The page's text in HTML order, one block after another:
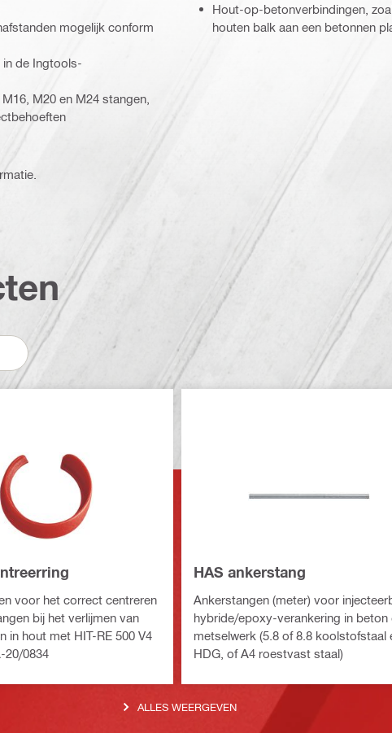
mogelijk conform
de Ingtools-
M20 en M24 stangen,
Hout-op-betonverbindingen,
houten balk aan een betonnen
voor het correct centreren
bij het verlijmen van
in hout met HIT-RE 500 V4
20/0834
HAS ankerstang
Ankerstangen (meter) voor
hybride/epoxy-verankering in beton
metselwerk (5.8 of 8.8 koolstofstaal
HDG, of A4 roestvast staal)
ALLES WEERGEVEN